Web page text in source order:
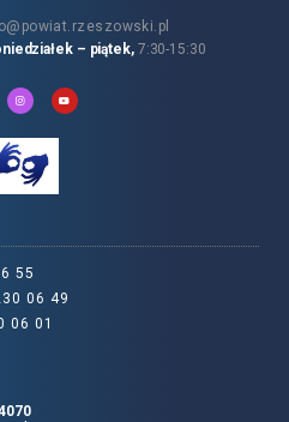
– piątek, 7:30-15:30
55
06 49
06 01